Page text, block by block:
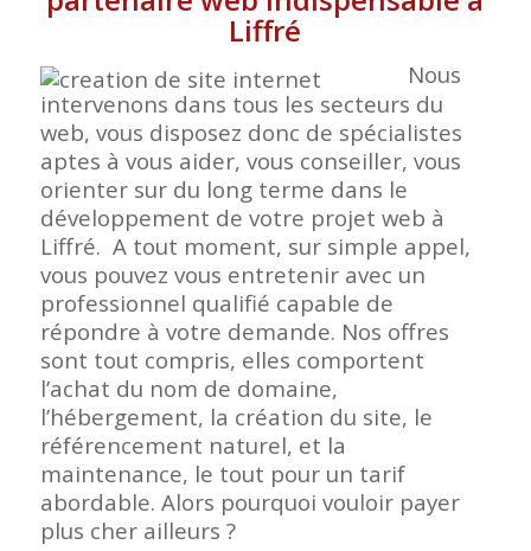
Liffré
Nous
intervenons dans tous les secteurs du
web, vous disposez donc de spécialistes
aptes à vous aider, vous conseiller, vous
orienter sur du long terme dans le
développement de votre projet web à
Liffré. A tout moment, sur simple appel,
vous pouvez vous entretenir avec un
professionnel qualifié capable de
répondre à votre demande. Nos offres
sont tout compris, elles comportent
l’achat du nom de domaine,
l’hébergement, la création du site, le
référencement naturel, et la
maintenance, le tout pour un tarif
abordable. Alors pourquoi vouloir payer
plus cher ailleurs ?